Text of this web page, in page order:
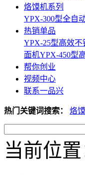
烙馍机系列
YPX-300型全自
热销单品
YPX-25型高效不
面机YPX-450型
帮你创业
视频中心
联系一品兴
热门关键词搜索： 烙馍
当前位置